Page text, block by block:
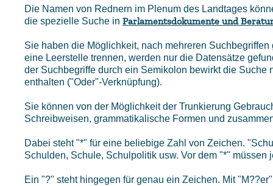
Die Namen von Rednern im Plenum des Landtages
die spezielle Suche in Parlamentsdokumente und
Sie haben die Möglichkeit, nach mehreren
eine Leerstelle trennen, werden nur die Datensätze
der Suchbegriffe durch ein Semikolon bewirkt die
enthalten ("Oder"-Verknüpfung).
Sie können von der Möglichkeit der Trunkierung
Schreibweisen, grammatikalische Formen und
Dabei steht "*" für eine beliebige Zahl von Zeichen.
Schulden, Schule, Schulpolitik usw. Vor dem "*"
Ein "?" steht hingegen für genau ein Zeichen. Mit